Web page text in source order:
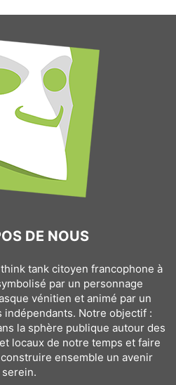
DE NOUS
tank citoyen francophone à
par un personnage
vénitien et animé par un
Notre objectif :
la sphère publique autour des
locaux de notre temps et faire
ensemble un avenir
serein.